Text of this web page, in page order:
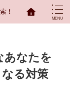
！
あなたを
る対策